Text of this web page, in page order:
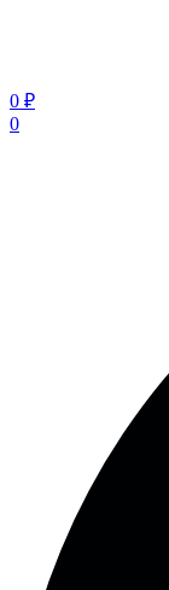
0 ₽
0